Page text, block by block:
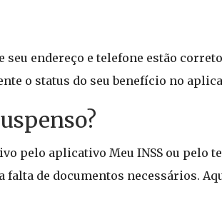
seu endereço e telefone estão
o status do seu benefício no
pelo aplicativo Meu INSS ou pelo
de documentos necessários.